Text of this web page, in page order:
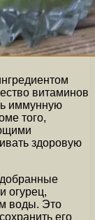
витаминов
иммунную
того,
здоровую
огурец,
воды. Это
его